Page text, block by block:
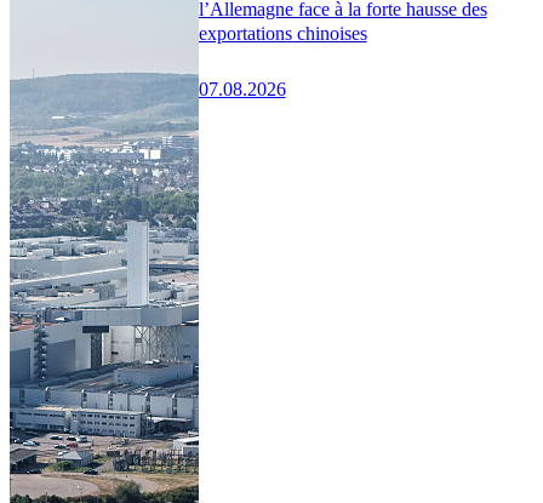
l’Allemagne face à la forte hausse des
exportations chinoises
07.08.2026